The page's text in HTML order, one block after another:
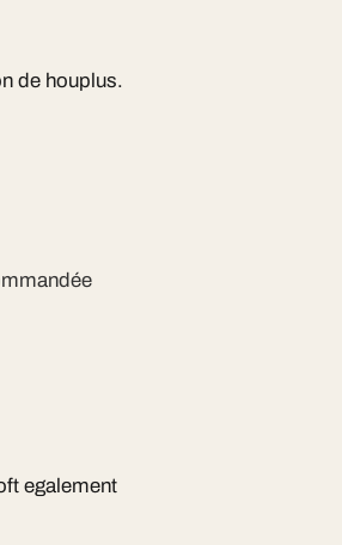
de houplus.
egalement